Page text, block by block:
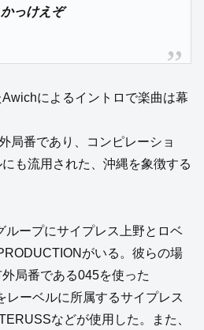
っけえぞ
によるイントロで楽曲は幕
局番であり、コンピレーショ
も流用された、沖縄を象徴する
ループにサイプレス上野とロベ
がいる。彼らの場
局番である045を使った
レーベルに所属するサイプレス
などが使用した。また、